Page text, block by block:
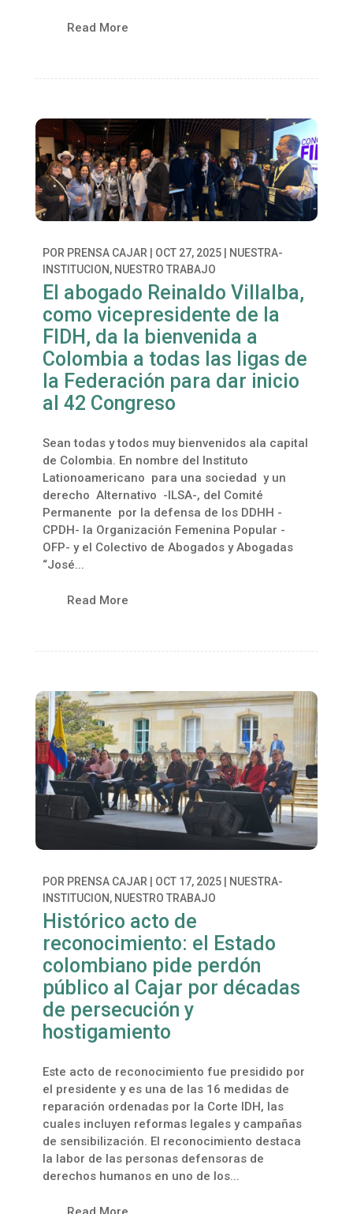
Read More
POR PRENSA CAJAR | OCT 27, 2025| NUESTRA-
INSTITUCION, NUESTRO TRABAJO
El abogado Reinaldo Villalba,
como vicepresidente de la
FIDH, da la bienvenida a
Colombia a todas las ligas de
la Federación para dar inicio
al 42 Congreso
Sean todas y todos muy bienvenidos ala capital
de Colombia. En nombre del Instituto
Lationoamericano para una sociedad y un
derecho Alternativo -ILSA-, del Comité
Permanente por la defensa de los DDHH -
CPDH- la Organización Femenina Popular -
OFP- y el Colectivo de Abogados y Abogadas
“José...
Read More
POR PRENSA CAJAR OCT 17, 2025|
NUESTRA-
INSTITUCION, NUESTRO TRABAJO
Histórico acto de
reconocimiento: el Estado
colombiano pide perdón
público al Cajar por décadas
de persecución y
hostigamiento
Este acto de reconocimiento fue presidido por
el presidente y es una de las 16 medidas de
reparación ordenadas por la Corte IDH, las
cuales incluyen reformas legales y campañas
de sensibilización. El reconocimiento destaca
la labor de las personas defensoras de
derechos humanos en uno de los...